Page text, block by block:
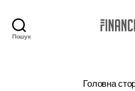
Пошук
Головна